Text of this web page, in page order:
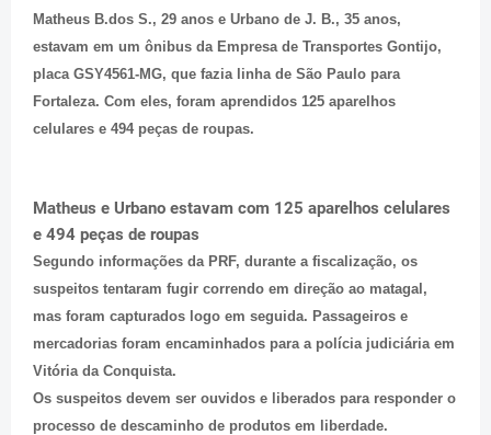
Matheus B.dos S., 29 anos e Urbano de J. B., 35 anos,
estavam em um ônibus da Empresa de Transportes Gontijo,
placa GSY4561-MG, que fazia linha de São Paulo para
Fortaleza. Com eles, foram aprendidos 125 aparelhos
celulares e 494 peças de roupas.
Matheus e Urbano estavam com 125 aparelhos celulares
e 494 peças de roupas
Segundo informações da PRF, durante a fiscalização, os
suspeitos tentaram fugir correndo em direção ao matagal,
mas foram capturados logo em seguida. Passageiros e
mercadorias foram encaminhados para a polícia judiciária em
Vitória da Conquista.
Os suspeitos devem ser ouvidos e liberados para responder o
processo de descaminho de produtos em liberdade.